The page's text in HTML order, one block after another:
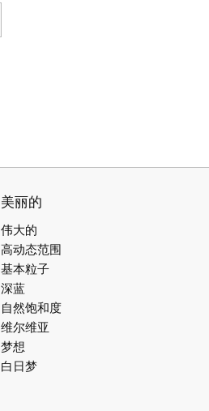
美丽的
伟大的
高动态范围
基本粒子
深蓝
自然饱和度
维尔维亚
梦想
白日梦